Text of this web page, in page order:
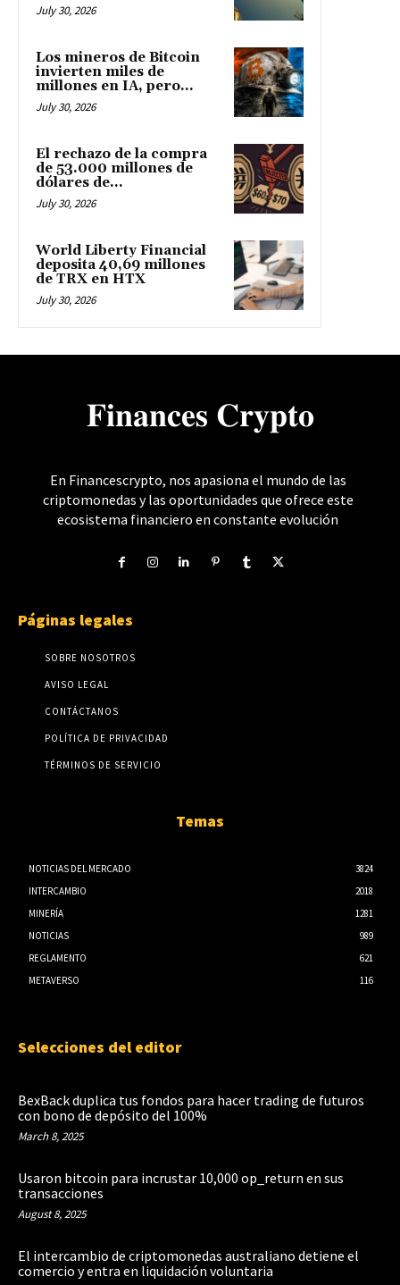
July 30, 2026
Los mineros de Bitcoin
invierten miles de
millones en IA, pero...
July 30, 2026
El rechazo de la compra
de 53.000 millones de
dólares de...
July 30, 2026
World Liberty Financial
deposita 40,69 millones
de TRX en HTX
July 30, 2026
𝐅𝐢𝐧𝐚𝐧𝐜𝐞𝐬 𝐂𝐫𝐲𝐩𝐭𝐨
En Financescrypto, nos apasiona el mundo de las
criptomonedas y las oportunidades que ofrece este
ecosistema financiero en constante evolución
Páginas legales
SOBRE NOSOTROS
AVISO LEGAL
CONTÁCTANOS
POLÍTICA DE PRIVACIDAD
TÉRMINOS DE SERVICIO
Temas
NOTICIAS DEL MERCADO
3824
INTERCAMBIO
2018
MINERÍA
1281
NOTICIAS
989
REGLAMENTO
621
METAVERSO
116
Selecciones del editor
BexBack duplica tus fondos para hacer trading de futuros
con bono de depósito del 100%
March 8, 2025
Usaron bitcoin para incrustar 10,000 op_return en sus
transacciones
August 8, 2025
El intercambio de criptomonedas australiano detiene el
comercio y entra en liquidación voluntaria